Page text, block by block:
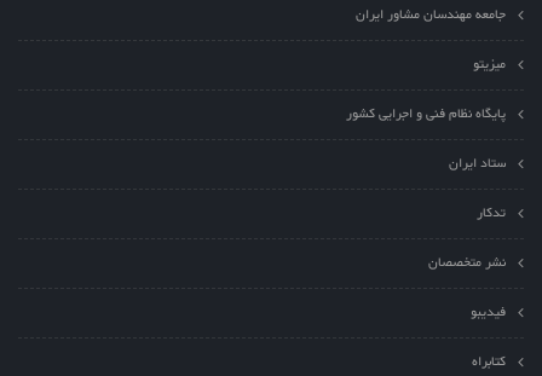
جامعه مهندسان مشاور ایران
میزیتو
پایگاه نظام فنی و اجرایی کشور
ستاد ایران
تدکار
نشر متخصصان
فیدیبو
کتابراه